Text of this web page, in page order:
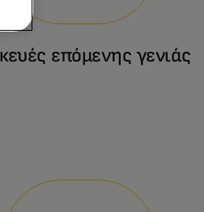
επόμενης γενιάς